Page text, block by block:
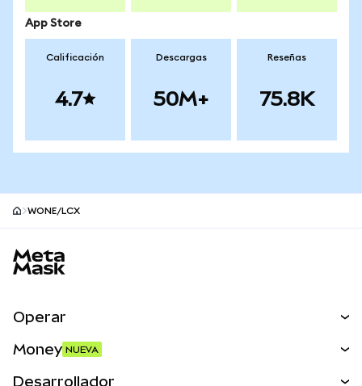
App Store
Calificación
4.7
Descargas
50M+
Reseñas
75.8K
WONE/LCX
Operar
Money NUEVA
Desarrollador